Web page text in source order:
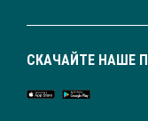
СКАЧАЙТЕ НАШЕ